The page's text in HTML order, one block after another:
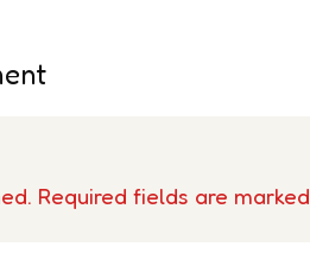
Required fields are marked *